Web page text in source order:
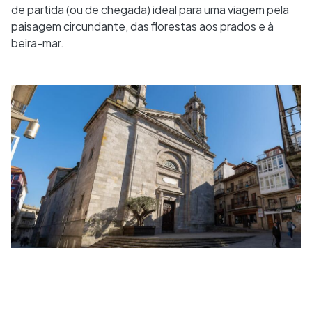
de partida (ou de chegada) ideal para uma viagem pela
paisagem circundante, das florestas aos prados e à
beira-mar.